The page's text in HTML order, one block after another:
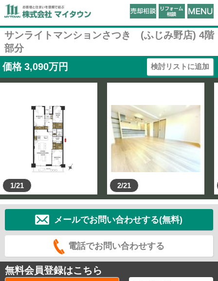
サンライトマンションさつき (ふじみ野店) 4階
部分
価格 3,090万円 検討リストに追加
1/21 2/21
メールでお問い合わせする(無料)
電話でお問い合わせする
無料会員登録はこちら